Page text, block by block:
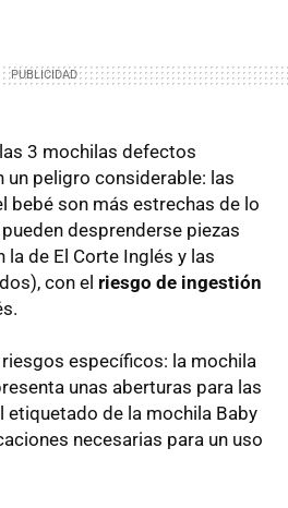
3 mochilas defectos
un peligro considerable: las
bebé son más estrechas de lo
desprenderse piezas
la de El Corte Inglés y las
con el riesgo de ingestión
específicos: la mochila
unas aberturas para las
etiquetado de la mochila Baby
necesarias para un uso